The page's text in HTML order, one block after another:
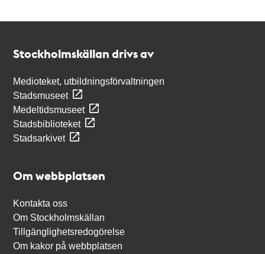
Stockholmskällan drivs av
Medioteket, utbildningsförvaltningen
Stadsmuseet
Medeltidsmuseet
Stadsbiblioteket
Stadsarkivet
Om webbplatsen
Kontakta oss
Om Stockholmskällan
Tillgänglighetsredogörelse
Om kakor på webbplatsen